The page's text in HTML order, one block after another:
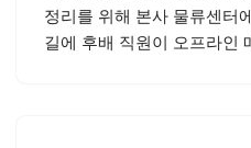
정리를 위해 본사 물류센터
길에 후배 직원이 오프라인